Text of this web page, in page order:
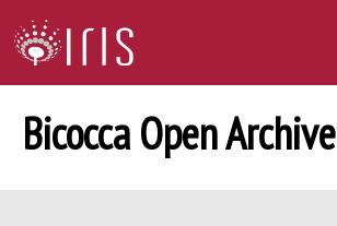
Bicocca Open Archive